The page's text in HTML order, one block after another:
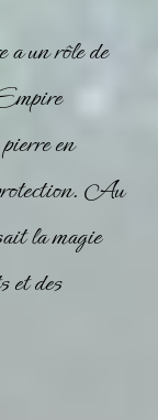
un rôle de
en
Au
la magie
et des